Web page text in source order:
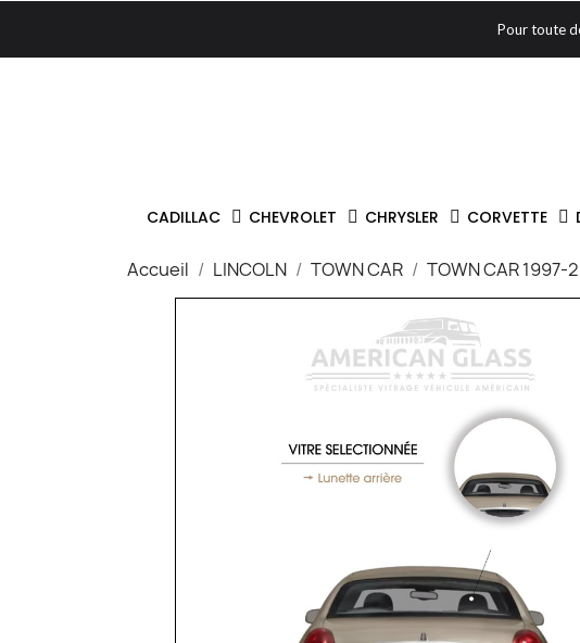
Pour toute
CADILLAC CHEVROLET CHRYSLER CORVETTE
Accueil LINCOLN TOWN CAR TOWN CAR 1997-